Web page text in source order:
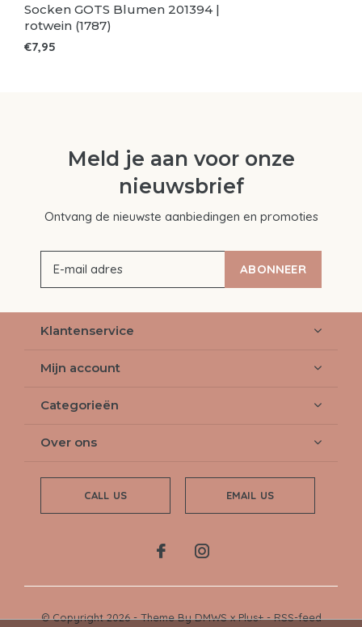
Socken GOTS Blumen 201394 |
rotwein (1787)
€7,95
Meld je aan voor onze
nieuwsbrief
Ontvang de nieuwste aanbiedingen en promoties
ABONNEER
Klantenservice
Mijn account
Categorieën
Over ons
CALL US EMAIL US
© Copyright2026- Theme ByDMWSxPlus+-RSS-feed